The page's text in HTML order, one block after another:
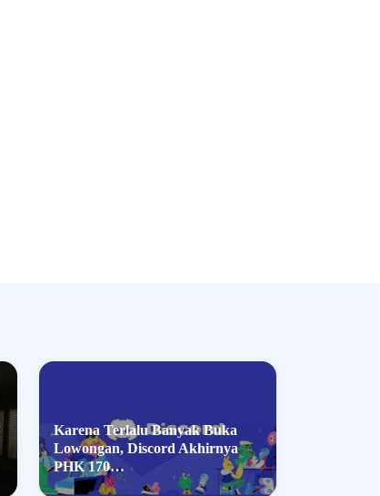
Karena Terlalu Banyak Buka
Lowongan, Discord Akhirnya
PHK 170…